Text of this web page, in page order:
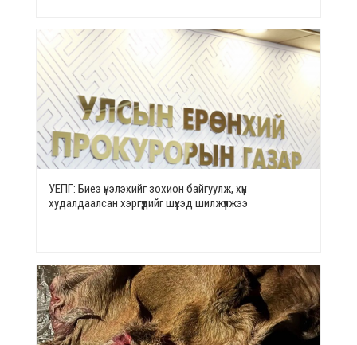
УЕПГ: Биеэ үнэлэхийг зохион байгуулж, хүн
худалдаалсан хэргүүдийг шүүхэд шилжүүлжээ